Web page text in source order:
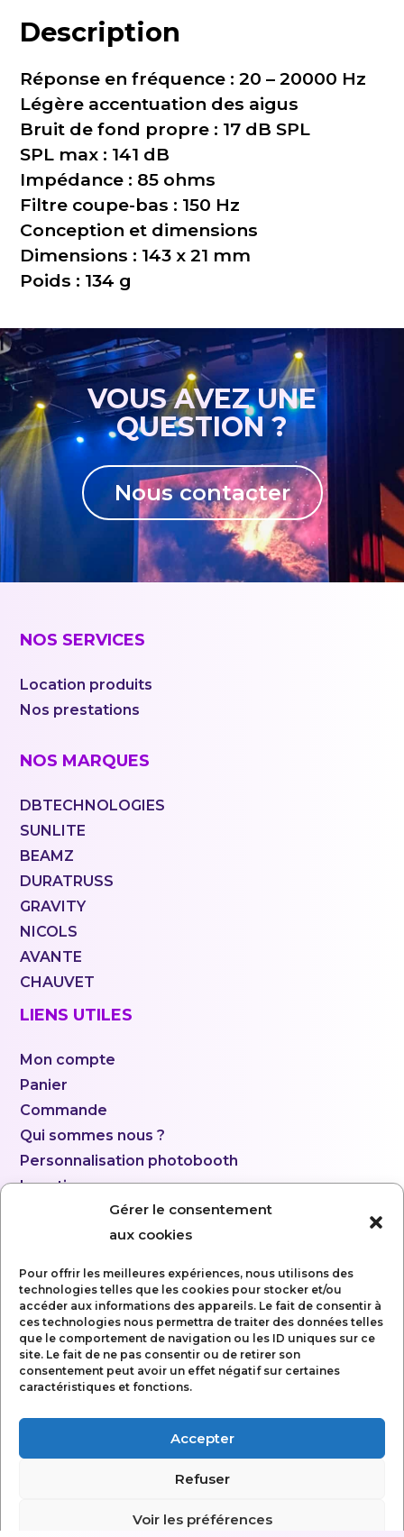
Gérer le consentement
aux cookies
Pour offrir les meilleures expériences, nous utilisons des
technologies telles que les cookies pour stocker et/ou
accéder aux informations des appareils. Le fait de consentir à
ces technologies nous permettra de traiter des données telles
que le comportement de navigation ou les ID uniques sur ce
site. Le fait de ne pas consentir ou de retirer son
consentement peut avoir un effet négatif sur certaines
caractéristiques et fonctions.
Accepter
Refuser
Voir les préférences
Description
Réponse en fréquence : 20 – 20000 Hz
Légère accentuation des aigus
Bruit de fond propre : 17 dB SPL
SPL max : 141 dB
Impédance : 85 ohms
Filtre coupe-bas : 150 Hz
Conception et dimensions
Dimensions : 143 x 21 mm
Poids : 134 g
VOUS AVEZ UNE
QUESTION ?
Nous contacter
NOS SERVICES
Location produits
Nos prestations
NOS MARQUES
DBTECHNOLOGIES
SUNLITE
BEAMZ
DURATRUSS
GRAVITY
NICOLS
AVANTE
CHAUVET
LIENS UTILES
Mon compte
Panier
Commande
Qui sommes nous ?
Personnalisation photobooth
Location
Politique de confidentialité